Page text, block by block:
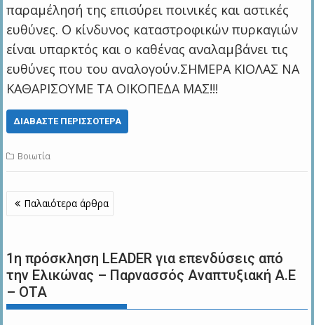
παραμέλησή της επισύρει ποινικές και αστικές
ευθύνες. Ο κίνδυνος καταστροφικών πυρκαγιών
είναι υπαρκτός και ο καθένας αναλαμβάνει τις
ευθύνες που του αναλογούν.ΣΗΜΕΡΑ ΚΙΟΛΑΣ ΝΑ
ΚΑΘΑΡΙΣΟΥΜΕ ΤΑ ΟΙΚΟΠΕΔΑ ΜΑΣ!!!
ΔΙΑΒΆΣΤΕ ΠΕΡΙΣΣΌΤΕΡΑ
Βοιωτία
Πλοήγηση
άρθρων
Παλαιότερα άρθρα
1η πρόσκληση LEADER για επενδύσεις από
την Ελικώνας – Παρνασσός Αναπτυξιακή Α.Ε
– ΟΤΑ